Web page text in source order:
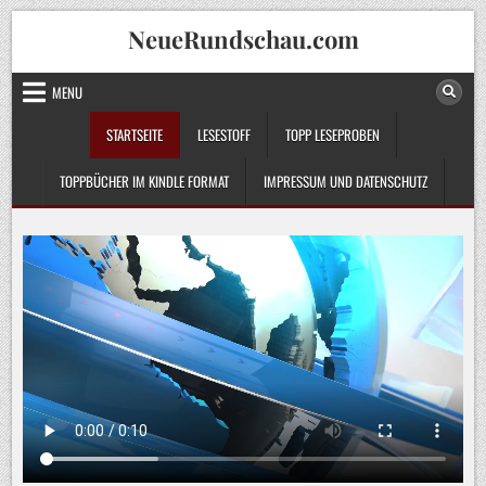
Skip
to
content
NeueRundschau.com
MENU
STARTSEITE
LESESTOFF TOPP LESEPROBEN
TOPPBÜCHER IM KINDLE FORMAT IMPRESSUM UND DATENSCHUTZ